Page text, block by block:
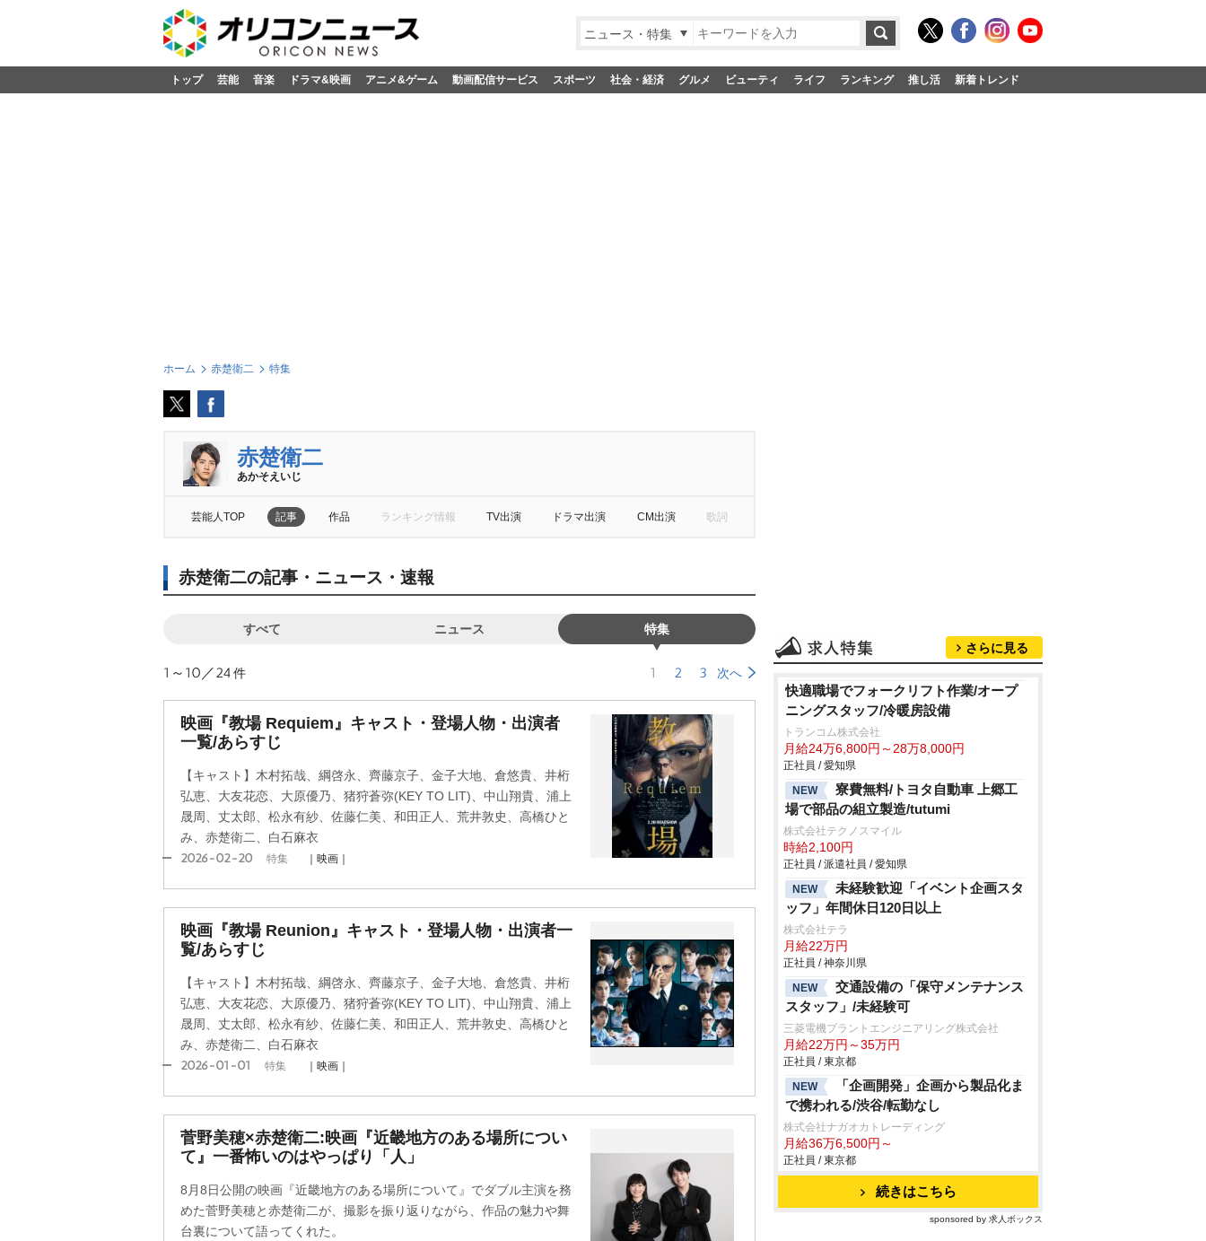
ニュース・特集
トップ 芸能 音楽 ドラマ&映画 アニメ&ゲーム 動画配信サービス スポーツ 社会・経済 グルメ ビューティ ライフ ランキング 推し活 新着トレンド
ホーム 赤楚衛二 特集
赤楚衛二
あかそえいじ
芸能人TOP 記事 作品 ランキング情報 TV出演 ドラマ出演 CM出演 歌詞
赤楚衛二の記事・ニュース・速報
すべて ニュース 特集
1～10／24件 1 2 3 次へ
映画『教場 Requiem』キャスト・登場人物・出演者
一覧/あらすじ
【キャスト】木村拓哉、綱啓永、齊藤京子、金子大地、倉悠貴、井桁
弘恵、大友花恋、大原優乃、猪狩蒼弥(KEY TO LIT)、中山翔貴、浦上
晟周、丈太郎、松永有紗、佐藤仁美、和田正人、荒井敦史、高橋ひと
み、赤楚衛二、白石麻衣
2026-02-20 特集 ｜映画｜
映画『教場 Reunion』キャスト・登場人物・出演者一
覧/あらすじ
【キャスト】木村拓哉、綱啓永、齊藤京子、金子大地、倉悠貴、井桁
弘恵、大友花恋、大原優乃、猪狩蒼弥(KEY TO LIT)、中山翔貴、浦上
晟周、丈太郎、松永有紗、佐藤仁美、和田正人、荒井敦史、高橋ひと
み、赤楚衛二、白石麻衣
2026-01-01 特集 ｜映画｜
菅野美穂×赤楚衛二:映画『近畿地方のある場所につい
て』一番怖いのはやっぱり「人」
8月8日公開の映画『近畿地方のある場所について』でダブル主演を務
めた菅野美穂と赤楚衛二が、撮影を振り返りながら、作品の魅力や舞
台裏について語ってくれた。
さらに見る
快適職場でフォークリフト作業/オープ
ニングスタッフ/冷暖房設備
トランコム株式会社
月給24万6,800円～28万8,000円
正社員 / 愛知県
NEW
寮費無料/トヨタ自動車 上郷工
場で部品の組立製造/tutumi
株式会社テクノスマイル
時給2,100円
正社員 / 派遣社員 / 愛知県
NEW
未経験歓迎「イベント企画スタ
ッフ」年間休日120日以上
株式会社テラ
月給22万円
正社員 / 神奈川県
NEW
交通設備の「保守メンテナンス
スタッフ」/未経験可
三菱電機プラントエンジニアリング株式会社
月給22万円～35万円
正社員 / 東京都
NEW
「企画開発」企画から製品化ま
で携われる/渋谷/転勤なし
株式会社ナガオカトレーディング
月給36万6,500円～
正社員 / 東京都
続きはこちら
sponsored by 求人ボックス